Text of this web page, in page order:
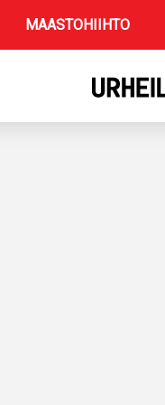
MAASTOHIIHTO